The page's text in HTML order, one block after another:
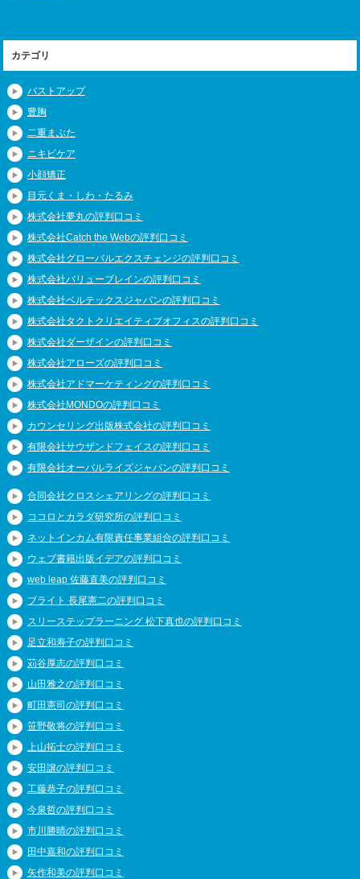
カテゴリ
バストアップ
豊胸
二重まぶた
ニキビケア
小顔矯正
目元くま・しわ・たるみ
株式会社夢丸の評判口コミ
株式会社Catch the Webの評判口コミ
株式会社グローバルエクスチェンジの評判口コミ
株式会社バリューブレインの評判口コミ
株式会社ベルテックスジャパンの評判口コミ
株式会社タクトクリエイティブオフィスの評判口コミ
株式会社ダーザインの評判口コミ
株式会社アローズの評判口コミ
株式会社アドマーケティングの評判口コミ
株式会社MONDOの評判口コミ
カウンセリング出版株式会社の評判口コミ
有限会社サウザンドフェイスの評判口コミ
有限会社オーバルライズジャパンの評判口コミ
合同会社クロスシェアリングの評判口コミ
ココロとカラダ研究所の評判口コミ
ネットインカム有限責任事業組合の評判口コミ
ウェブ書籍出版イデアの評判口コミ
web leap 佐藤直美の評判口コミ
ブライト 長尾憲二の評判口コミ
スリーステップラーニング 松下真也の評判口コミ
足立和寿子の評判口コミ
苅谷厚志の評判口コミ
山田雅之の評判口コミ
町田憲司の評判口コミ
笹野敬将の評判口コミ
上山拓士の評判口コミ
安田譲の評判口コミ
工藤恭子の評判口コミ
今泉哲の評判口コミ
市川勝晴の評判口コミ
田中嘉和の評判口コミ
矢作和美の評判口コミ